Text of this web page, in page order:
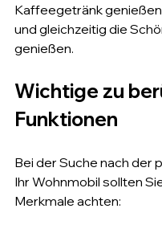
Kaffeegetränk
und gleichzeitig die
genießen.
Wichtige zu
Funktionen
Bei der Suche nach
Ihr Wohnmobil sollten
Merkmale achten: